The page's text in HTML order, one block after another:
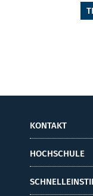
KONTAKT
HOCHSCHULE